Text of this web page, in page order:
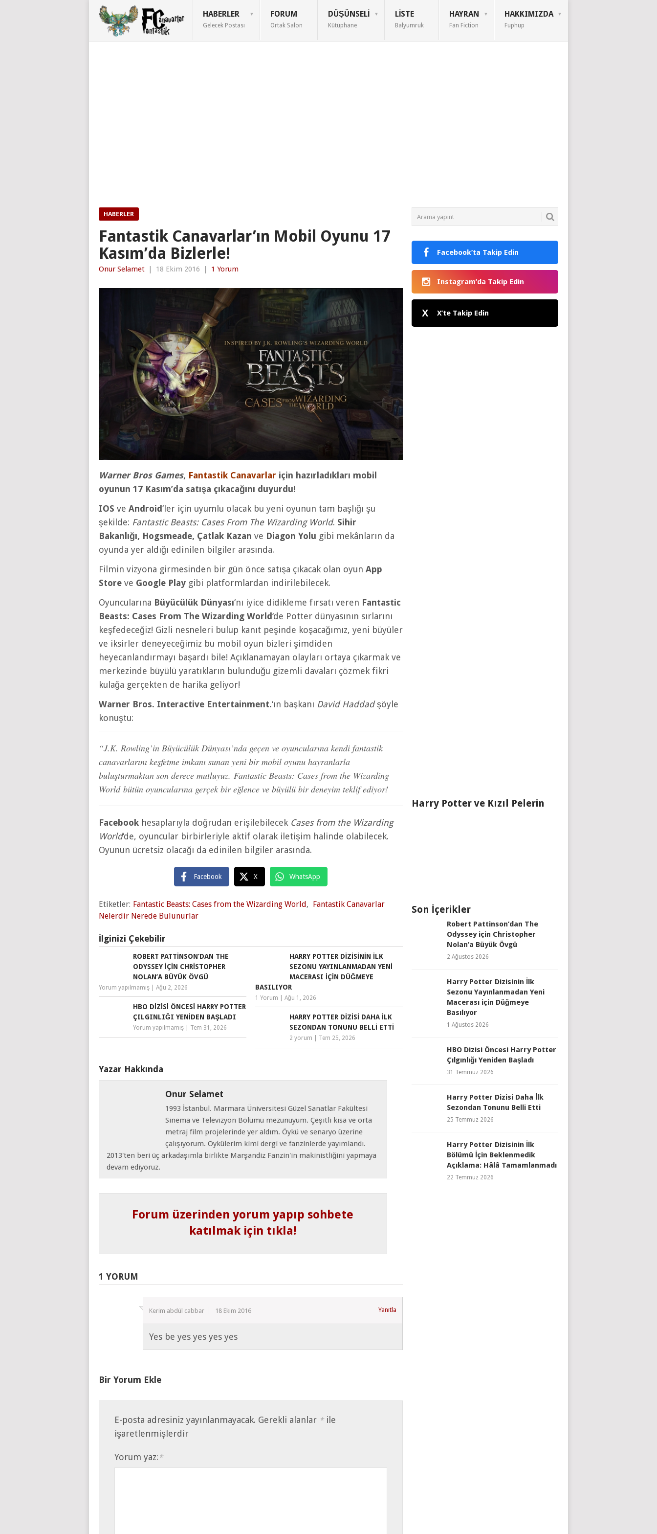
HABERLER
Gelecek Postası
FORUM
Ortak Salon
DÜŞÜNSELI
Kütüphane
LISTE
Balyumruk
HAYRAN
Fan Fiction
HAKKIMIZDA
Fuphup
HABERLER
Fantastik Canavarlar’ın Mobil Oyunu 17
Kasım’da Bizlerle!
Onur Selamet | 18 Ekim 2016 | 1 Yorum
Warner Bros Games, Fantastik Canavarlar için hazırladıkları mobil
oyunun 17 Kasım’da satışa çıkacağını duyurdu!
IOS ve Android‘ler için uyumlu olacak bu yeni oyunun tam başlığı şu
şekilde: Fantastic Beasts: Cases From The Wizarding World. Sihir
Bakanlığı, Hogsmeade, Çatlak Kazan ve Diagon Yolu gibi mekânların da
oyunda yer aldığı edinilen bilgiler arasında.
Filmin vizyona girmesinden bir gün önce satışa çıkacak olan oyun App
Store ve Google Play gibi platformlardan indirilebilecek.
Oyuncularına Büyücülük Dünyası‘nı iyice didikleme fırsatı veren Fantastic
Beasts: Cases From The Wizarding World‘de Potter dünyasının sırlarını
keşfedeceğiz! Gizli nesneleri bulup kanıt peşinde koşacağımız, yeni büyüler
ve iksirler deneyeceğimiz bu mobil oyun bizleri şimdiden
heyecanlandırmayı başardı bile! Açıklanamayan olayları ortaya çıkarmak ve
merkezinde büyülü yaratıkların bulunduğu gizemli davaları çözmek fikri
kulağa gerçekten de harika geliyor!
Warner Bros. Interactive Entertainment.‘ın başkanı David Haddadşöyle
konuştu:
“J.K. Rowling’in Büyücülük Dünyası’nda geçen ve oyuncularına kendi fantastik
canavarlarını keşfetme imkanı sunan yeni bir mobil oyunu hayranlarla
buluşturmaktan son derece mutluyuz. Fantastic Beasts: Cases from the Wizarding
World bütün oyuncularına gerçek bir eğlence ve büyülü bir deneyim teklif ediyor!
Facebook hesaplarıyla doğrudan erişilebilecek Cases from the Wizarding
World‘de, oyuncular birbirleriyle aktif olarak iletişim halinde olabilecek.
Oyunun ücretsiz olacağı da edinilen bilgiler arasında.
Facebook X WhatsApp
Etiketler: Fantastic Beasts: Cases from the Wizarding World ,
Fantastik Canavarlar
Nelerdir Nerede Bulunurlar
İlginizi Çekebilir
ROBERT PATTINSON’DAN THE
ODYSSEY IÇIN CHRISTOPHER
NOLAN’A BÜYÜK ÖVGÜ
Yorum yapılmamış Ağu 2, 2026
HARRY POTTER DIZISININ İLK
SEZONU YAYINLANMADAN YENI
MACERASI IÇIN DÜĞMEYE
BASILIYOR
1 Yorum |Ağu 1, 2026
HBO DIZISI ÖNCESI HARRY POTTER
ÇILGINLIĞI YENIDEN BAŞLADI
Yorum yapılmamış Tem 31, 2026
HARRY POTTER DIZISI DAHA İLK
SEZONDAN TONUNU BELLI ETTI
2 yorum Tem 25, 2026
Yazar Hakkında
Onur Selamet
1993 İstanbul. Marmara Üniversitesi Güzel Sanatlar Fakültesi
Sinema ve Televizyon Bölümü mezunuyum. Çeşitli kısa ve orta
metraj film projelerinde yer aldım. Öykü ve senaryo üzerine
çalışıyorum. Öykülerim kimi dergi ve fanzinlerde yayımlandı.
2013'ten beri üç arkadaşımla birlikte Marşandiz Fanzin'in makinistliğini yapmaya
devam ediyoruz.
Forum üzerinden yorum yapıp sohbete
katılmak için tıkla!
1 YORUM
Kerim abdül cabbar 18 Ekim 2016 Yanıtla
Yes be yes yes yes yes
Bir Yorum Ekle
E-posta adresiniz yayınlanmayacak. Gerekli alanlar *ile
işaretlenmişlerdir
Yorum yaz: *
Facebook’ta Takip Edin
Instagram’da Takip Edin
X X’te Takip Edin
Harry Potter ve Kızıl Pelerin
Son İçerikler
Robert Pattinson’dan The
Odyssey için Christopher
Nolan’a Büyük Övgü
2 Ağustos 2026
Harry Potter Dizisinin İlk
Sezonu Yayınlanmadan Yeni
Macerası için Düğmeye
Basılıyor
1 Ağustos 2026
HBO Dizisi Öncesi Harry Potter
Çılgınlığı Yeniden Başladı
31 Temmuz 2026
Harry Potter Dizisi Daha İlk
Sezondan Tonunu Belli Etti
25 Temmuz 2026
Harry Potter Dizisinin İlk
Bölümü İçin Beklenmedik
Açıklama: Hâlâ Tamamlanmadı
22 Temmuz 2026